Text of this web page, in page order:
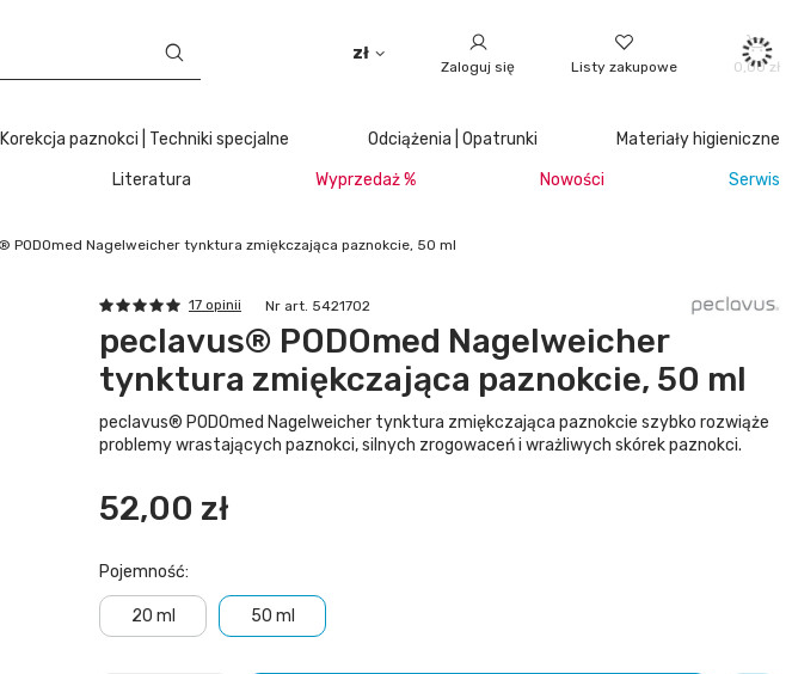
zł
Zaloguj się Listy zakupowe 0,00 zł
Korekcja paznokci | Techniki specjalne Odciążenia | Opatrunki
Materiały higieniczne
Literatura Wyprzedaż % Nowości Serwis
PODOmed Nagelweicher tynktura zmiękczająca paznokcie, 50 ml
17 opinii Nr art. 5421702
peclavus® PODOmed Nagelweicher
tynktura zmiękczająca paznokcie, 50 ml
peclavus® PODOmed Nagelweicher tynktura zmiękczająca paznokcie szybko rozwiąże
problemy wrastających paznokci, silnych zrogowaceń i wrażliwych skórek paznokci.
52,00 zł
Pojemność
20 ml 50 ml